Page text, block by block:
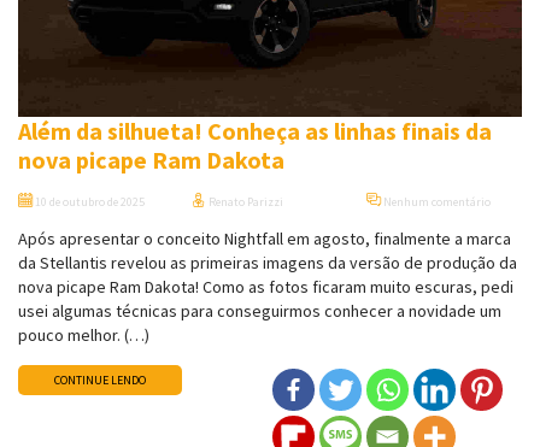
Além da silhueta! Conheça as linhas finais da
nova picape Ram Dakota
10 de outubro de 2025 Renato Parizzi Nenhum comentário
Após apresentar o conceito Nightfall em agosto, finalmente a marca
da Stellantis revelou as primeiras imagens da versão de produção da
nova picape Ram Dakota! Como as fotos ficaram muito escuras, pedi
usei algumas técnicas para conseguirmos conhecer a novidade um
pouco melhor. (…)
CONTINUE LENDO